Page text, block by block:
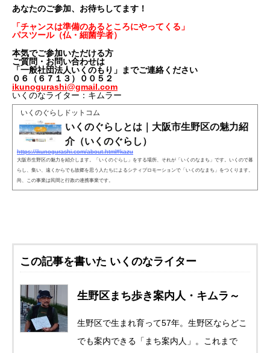
あなたのご参加、お待ちしてます！
「チャンスは準備のあるところにやってくる」
パスツール（仏・細菌学者）
本気でご参加いただける方
ご質問・お問い合わせは
「一般社団法人いくのもり」までご連絡ください
０６（６７１３）００５２
ikunogurashi@gmail.com
いくのなライター：キムラー
いくのぐらしドットコム
いくのぐらしとは｜大阪市生野区の魅力紹
介（いくのぐらし）
https://ikunogurashi.com/about.html#kazu
大阪市生野区の魅力を紹介します。「いくのぐらし」をする場所、それが「いくのなまち」です。いくので暮
らし、集い、遠くからでも故郷を思う人たちによるシティプロモーションで「いくのなまち」をつくります。
尚、この事業は民間と行政の連携事業です。
この記事を書いた いくのなライター
生野区まち歩き案内人・キムラ～
生野区で生まれ育って57年。生野区ならどこ
でも案内できる「まち案内人」。これまで